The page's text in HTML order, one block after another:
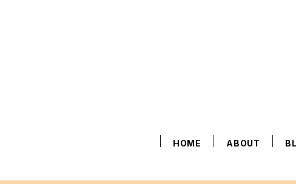
HOME ABOUT